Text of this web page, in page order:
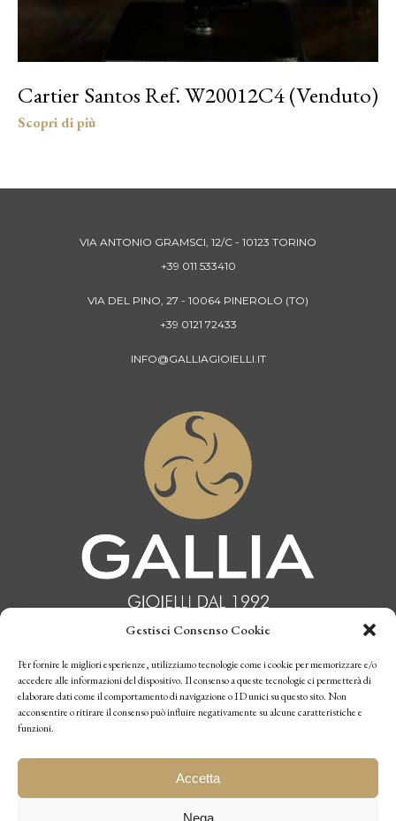
Gestisci Consenso Cookie
Per fornire le migliori esperienze, utilizziamo tecnologie come i cookie per memorizzare e/o
accedere alle informazioni del dispositivo. Il consenso a queste tecnologie ci permetterà di
elaborare dati come il comportamento di navigazione o ID unici su questo sito. Non
acconsentire o ritirare il consenso può influire negativamente su alcune caratteristiche e
funzioni.
Accetta
Nega
Cartier Santos Ref. W20012C4 (Venduto)
VIA ANTONIO GRAMSCI, 12/C - 10123 TORINO
+39 011 533410
VIA DEL PINO, 27 - 10064 PINEROLO (TO)
+39 0121 72433
INFO@GALLIAGIOIELLI.IT
INFORMATIVA PRIVACY
CONDIZIONI DI VENDITA